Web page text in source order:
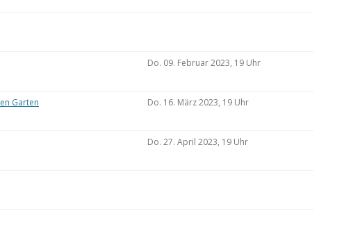
Do. 09. Februar 2023, 19 Uhr
Garten Do. 16. März 2023, 19 Uhr
Do. 27. April 2023, 19 Uhr